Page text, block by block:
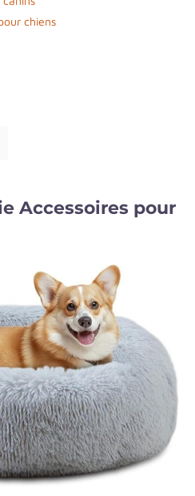
chiens
Accessoires pour